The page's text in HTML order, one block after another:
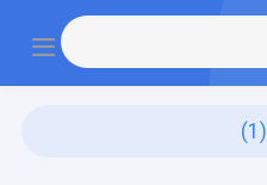
(1)